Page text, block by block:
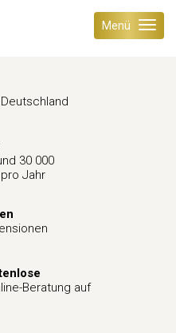
Menü
30 000
Jahr
Beratung auf